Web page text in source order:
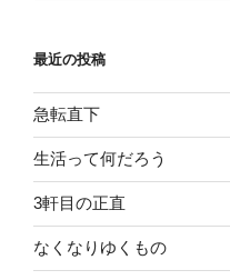
最近の投稿
急転直下
生活って何だろう
3軒目の正直
なくなりゆくもの